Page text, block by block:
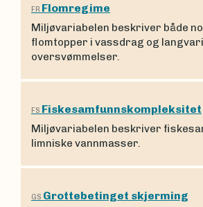
FR Flomregime
Miljøvariabelen beskriver både
flomtopper i vassdrag og
oversvømmelser.
FS Fiskesamfunnskompleksitet
Miljøvariabelen beskriver
limniske vannmasser.
GS Grottebetinget skjerming